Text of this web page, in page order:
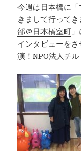
今週は日本橋に
きまして行って
部＠日本橋室町
インタビューを
演！NPO法人チ